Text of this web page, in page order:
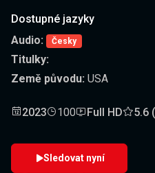
Dostupné jazyky
Audio:
Česky
Titulky:
Země původu: USA
2023 100 Full HD 5.6
Sledovat nyní